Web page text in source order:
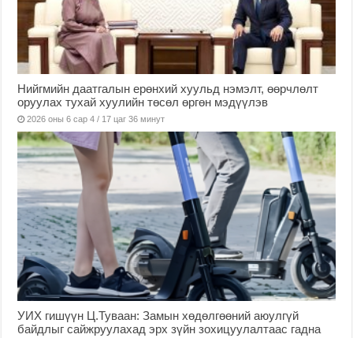
Нийгмийн даатгалын ерөнхий хуульд нэмэлт, өөрчлөлт
оруулах тухай хуулийн төсөл өргөн мэдүүлэв
2026 оны 6 сар 4 / 17 цаг 36 минут
УИХ гишүүн Ц.Туваан: Замын хөдөлгөөний аюулгүй
байдлыг сайжруулахад эрх зүйн зохицуулалтаас гадна